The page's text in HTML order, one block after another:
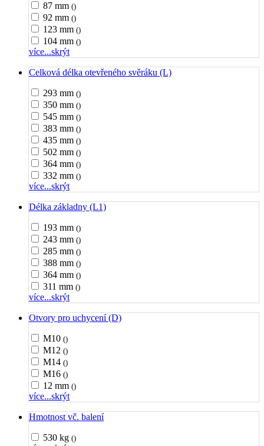
87 mm ()
92 mm ()
123 mm ()
104 mm ()
více...skrýt
Celková délka otevřeného svěráku (L)
293 mm ()
350 mm ()
545 mm ()
383 mm ()
435 mm ()
502 mm ()
364 mm ()
332 mm ()
více...skrýt
Délka základny (L1)
193 mm ()
243 mm ()
285 mm ()
388 mm ()
364 mm ()
311 mm ()
více...skrýt
Otvory pro uchycení (D)
M10 ()
M12 ()
M14 ()
M16 ()
12 mm ()
více...skrýt
Hmotnost vč. balení
530 kg ()